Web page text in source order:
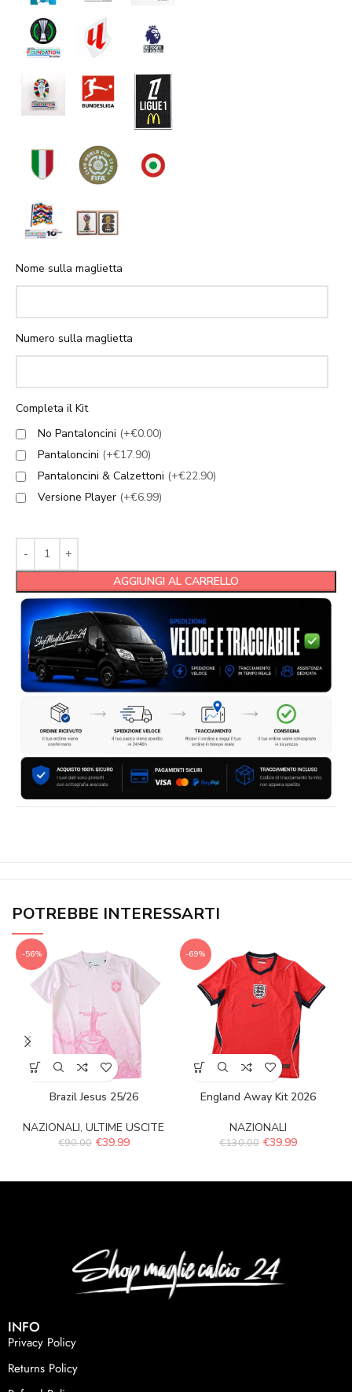
Nome sulla maglietta
Numero sulla maglietta
Completa il Kit
No Pantaloncini (+€0.00)
Pantaloncini (+€17.90)
Pantaloncini & Calzettoni (+€22.90)
Versione Player (+€6.99)
AGGIUNGI AL CARRELLO
POTREBBE INTERESSARTI
-56%
Brazil Jesus 25/26
NAZIONALI,ULTIME USCITE
€90.00 €39.99
-69%
England Away Kit 2026
NAZIONALI
€130.00 €39.99
INFO
Privacy Policy
Returns Policy